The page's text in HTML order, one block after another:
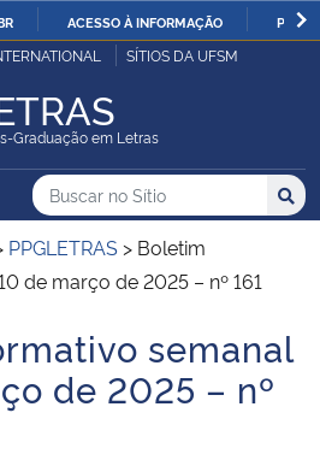
IR
O
ACESSO À INFORMAÇÃO
Pública
e Abastecimento
SÍTIOS DA UFSM
Graduação em Letras
do Sítio
Busca
Buscar no no Sítio
Busca:
PPGLETRAS > Boletim
de março de 2025 – nº 161
semanal
de 2025 – nº